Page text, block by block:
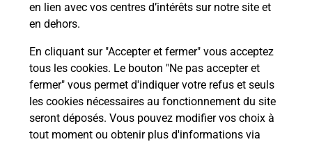
en lien avec vos centres d’intérêts sur notre site et
en dehors.
En cliquant sur "Accepter et fermer" vous acceptez
tous les cookies. Le bouton "Ne pas accepter et
fermer" vous permet d'indiquer votre refus et seuls
les cookies nécessaires au fonctionnement du site
seront déposés. Vous pouvez modifier vos choix à
tout moment ou obtenir plus d'informations via
En savoir plus
FOURQUES SUR GARONNE
FOURQUES SUR GARONNE